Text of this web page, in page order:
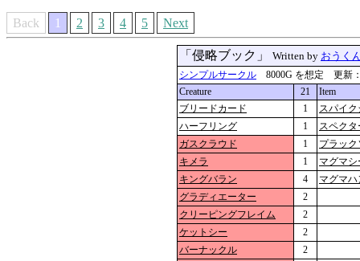
Back 1 2 3 4 5 Next
「侵略ブック」 Written by おうく
シンプルサークル 8000G を想定 更新：
Creature
21
Item
ブリードカード
1
スパイ
ハーフリング
1
スペク
ガスクラウド
1
プラッ
キメラ
1
マグマ
キングバラン
4
マグマ
グラディエーター
2
クリーピングフレイム
2
ケットシー
2
バーナックル
2